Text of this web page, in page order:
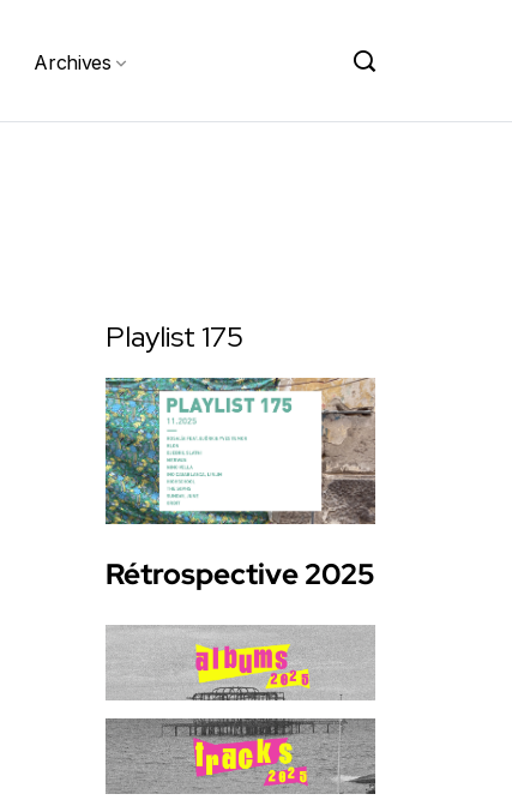
Archives
Playlist 175
Rétrospective 2025